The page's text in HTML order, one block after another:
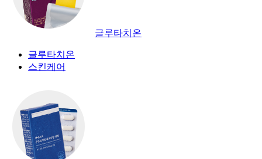
글루타치온
글루타치온
스킨케어